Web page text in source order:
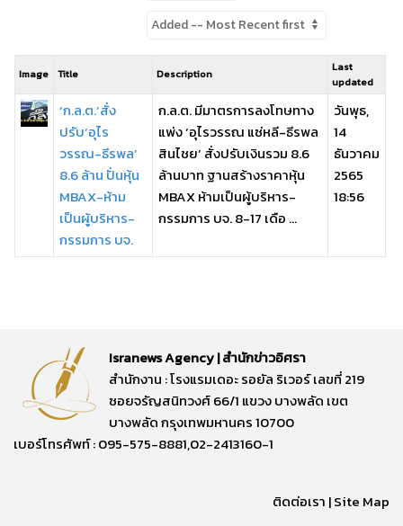
Image Title Description
Last
updated
‘ก.ล.ต.’สั่ง
ปรับ‘อุไร
วรรณ-ธีรพล’
8.6 ล้าน ปั่นหุ้น
MBAX-ห้าม
เป็นผู้บริหาร-
กรรมการ บจ.
ก.ล.ต. มีมาตรการลงโทษทาง
แพ่ง ‘อุไรวรรณ แซ่หลี-ธีรพล
สินไชย’ สั่งปรับเงินรวม 8.6
ล้านบาท ฐานสร้างราคาหุ้น
MBAX ห้ามเป็นผู้บริหาร-
กรรมการ บจ. 8-17 เดือ ...
วันพุธ,
14
ธันวาคม
2565
18:56
Isranews Agency | สำนักข่าวอิศรา
สำนักงาน : โรงแรมเดอะ รอยัล ริเวอร์ เลขที่ 219
ซอยจรัญสนิทวงศ์ 66/1 แขวง บางพลัด เขต
บางพลัด กรุงเทพมหานคร 10700
เบอร์โทรศัพท์ : 095-575-8881,02-2413160-1
ติดต่อเรา |Site Map